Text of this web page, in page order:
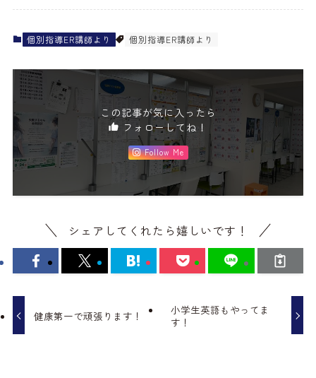
個別指導ER講師より 個別指導ER講師より
この記事が気に入ったら
フォローしてね！
Follow Me
シェアしてくれたら嬉しいです！
健康第一で頑張ります！
小学生英語もやってま
す！